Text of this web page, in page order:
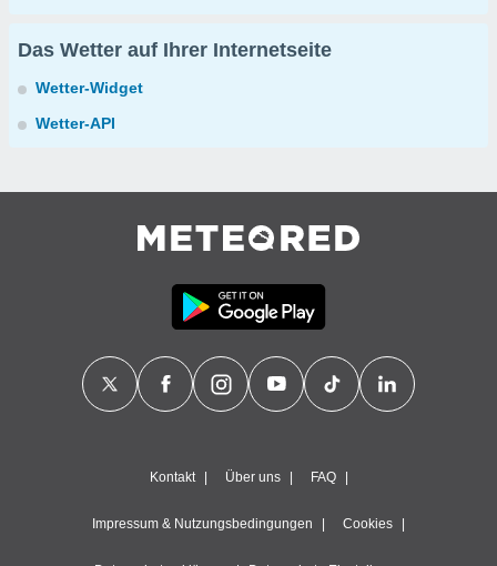
Das Wetter auf Ihrer Internetseite
Wetter-Widget
Wetter-API
Kontakt Über uns FAQ
Impressum & Nutzungsbedingungen Cookies